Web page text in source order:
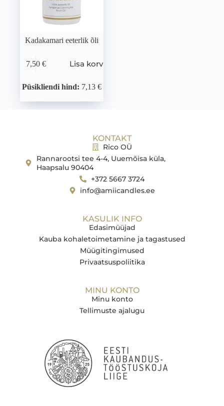
Kadakamari eeterlik õli
7,50 € Lisa korvi
Püsikliendi hind: 7,13 €
KONTAKT
Rico OÜ
Rannarootsi tee 4-4, Uuemõisa küla,
Haapsalu 90404
+372 5667 3724
info@amiicandles.ee
KASULIK INFO
Edasimüüjad
Kauba kohaletoimetamine ja tagastused
Müügitingimused
Privaatsuspoliitika
MINU KONTO
Minu konto
Tellimuste ajalugu